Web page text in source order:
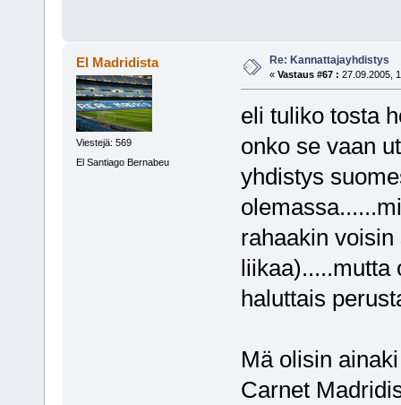
El Madridista
Viestejä: 569
El Santiago Bernabeu
Re: Kannattajayhdistys
« Vastaus #67 : 27.09.2005,
eli tuliko tosta
onko se vaan
yhdistys
rahaakin
liikaa).....mutta
haluttais
Mä olisin
Carnet